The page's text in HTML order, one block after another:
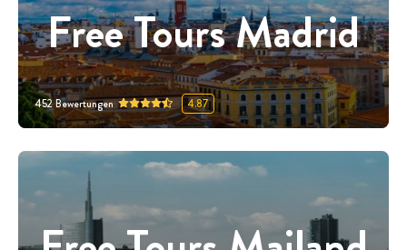
Free Tours Madrid
452Bewertungen 4.87